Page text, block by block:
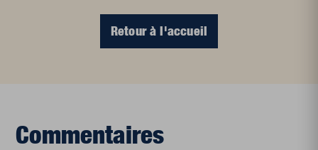
Retour à l'accueil
Commentaires